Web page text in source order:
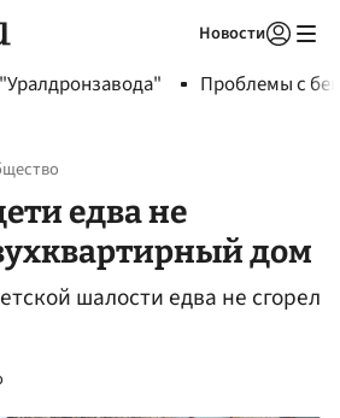
Новости
Проблемы с
едва не
дом
шалости едва не сгорел